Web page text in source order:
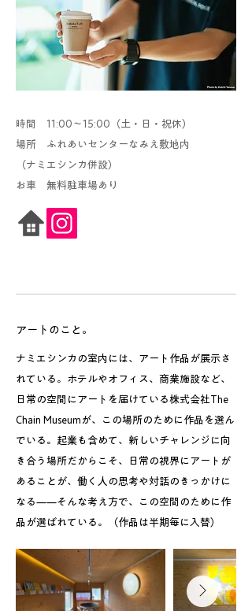
時間 11:00〜15:00（土・日・祝休）
場所 ふれあいセンターなみえ敷地内
（ナミエシンカ併設）
​お車 無料駐車場あり
アートのこと。
ナミエシンカの室内には、アート作品が展示さ
れている。ホテルやオフィス、商業施設など、
日常の空間にアートを届けている株式会社The
Chain Museumが、この場所のために作品を選ん
でいる。起業も含めて、新しいチャレンジに向
き合う場所だからこそ、日常の視界にアートが
あることが、働く人の思考や対話のきっかけに
なる——そんな考え方で、この空間のために作
品が選ばれている。（作品は半期毎に入替）